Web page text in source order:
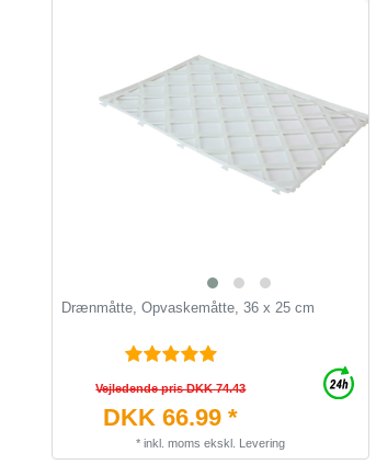
Drænmåtte, Opvaskemåtte, 36 x 25 cm
Vejledende pris DKK 74.43
DKK 66.99 *
* inkl. moms ekskl. Levering